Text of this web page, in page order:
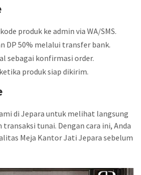
produk ke admin via WA/SMS.
DP 50% melalui transfer bank.
sebagai konfirmasi order.
produk siap dikirim.
di Jepara untuk melihat langsung
tunai. Dengan cara ini, Anda
Meja Kantor Jati Jepara sebelum